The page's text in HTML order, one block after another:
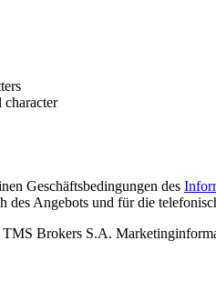
character
Geschäftsbedingungen des
Angebots und für die
Brokers S.A.